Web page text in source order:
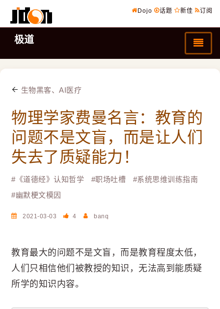
Dojo 话题 新佳 订阅
极道
生物黑客、AI医疗
物理学家费曼名言：教育的
问题不是文盲，而是让人们
失去了质疑能力！
#《道德经》认知哲学 #职场吐槽 #系统思维训练指南
#幽默梗文模因
2021-03-03 4 banq
教育最大的问题不是文盲，而是教育程度太低，
人们只相信他们被教授的知识，无法高到能质疑
所学的知识内容。